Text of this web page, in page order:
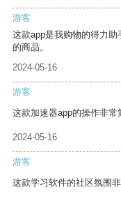
游客
这款app是我购物的得力
的商品。
2024-05-16
游客
这款加速器app的操作非常
2024-05-16
游客
这款学习软件的社区氛围